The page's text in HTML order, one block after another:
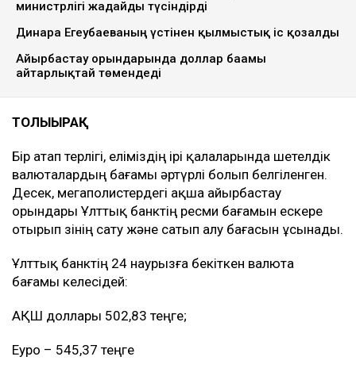
министрлігі жағдайды түсіндірді
Динара Егеубаеваның үстінен қылмыстық іс қозғалды
Айырбастау орындарында доллар бағамы
айтарлықтай төмендеді
ТОЛЫҒЫРАҚ
Бір атап өтерлігі, еліміздің ірі қалаларында шетелдік
валюталардың бағамы әртүрлі болып белгіленген.
Десек, мегаполистердегі ақша айырбастау
орындары Ұлттық банктің ресми бағамын ескере
отырып өзінің сату және сатып алу бағасын ұсынады.
Ұлттық банктің 24 наурызға бекіткен валюта
бағамы келесідей:
АҚШ доллары 502,83 теңге;
Еуро – 545,37 теңге